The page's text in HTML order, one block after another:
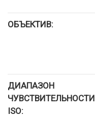
ОБЪЕКТИВ:
ДИАПАЗОН
ЧУВСТВИТЕЛЬНОСТИ
ISO: